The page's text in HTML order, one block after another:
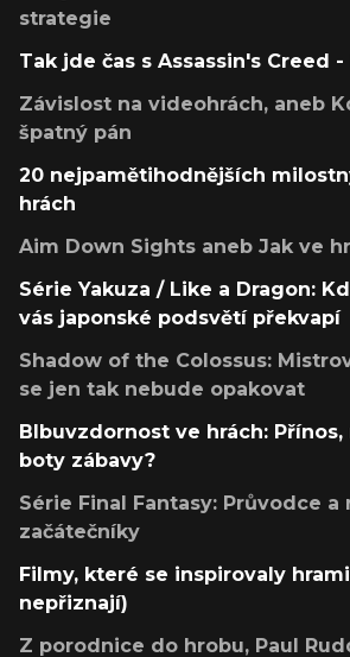
strategie
Tak jde čas s Assassin's Creed
Závislost na videohrách, aneb
špatný pán
20 nejpamětihodnějších
hrách
Aim Down Sights aneb Jak ve
Série Yakuza / Like a Dragon:
vás japonské podsvětí překvapí
Shadow of the Colossus:
se jen tak nebude opakovat
Blbuvzdornost ve hrách:
boty zábavy?
Série Final Fantasy: Průvodce a
začátečníky
Filmy, které se inspirovaly
nepřiznají)
Z porodnice do hrobu, Paul